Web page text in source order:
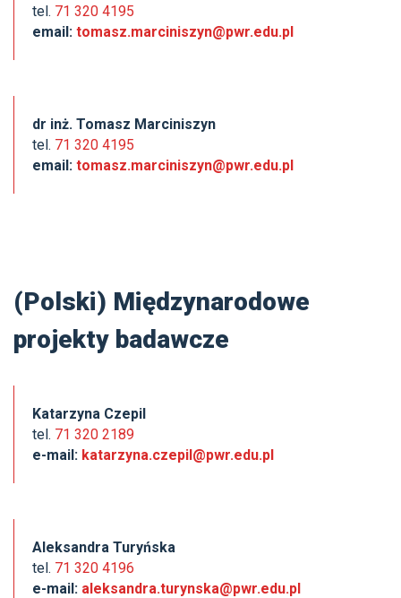
tel. 71 320 4195
email: tomasz.marciniszyn@pwr.edu.pl
dr inż. Tomasz Marciniszyn
tel. 71 320 4195
email: tomasz.marciniszyn@pwr.edu.pl
(Polski) Międzynarodowe
projekty badawcze
Katarzyna Czepil
tel. 71 320 2189
e-mail: katarzyna.czepil@pwr.edu.pl
Aleksandra Turyńska
tel. 71 320 4196
e-mail: aleksandra.turynska@pwr.edu.pl